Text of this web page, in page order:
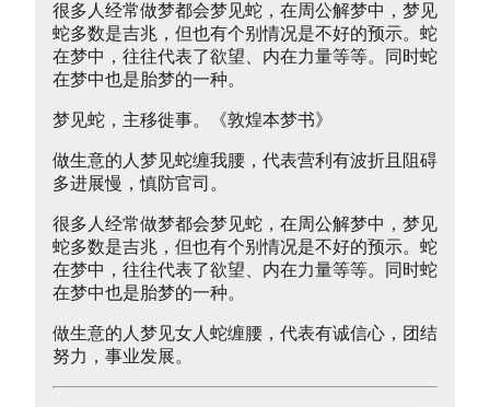
很多人经常做梦都会梦见蛇，在周公解梦中，梦见
蛇多数是吉兆，但也有个别情况是不好的预示。蛇
在梦中，往往代表了欲望、内在力量等等。同时蛇
在梦中也是胎梦的一种。
梦见蛇，主移徙事。《敦煌本梦书》
做生意的人梦见蛇缠我腰，代表营利有波折且阻碍
多进展慢，慎防官司。
很多人经常做梦都会梦见蛇，在周公解梦中，梦见
蛇多数是吉兆，但也有个别情况是不好的预示。蛇
在梦中，往往代表了欲望、内在力量等等。同时蛇
在梦中也是胎梦的一种。
做生意的人梦见女人蛇缠腰，代表有诚信心，团结
努力，事业发展。